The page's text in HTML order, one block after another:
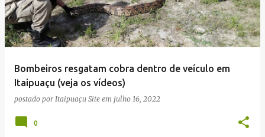
Bombeiros resgatam cobra dentro de veículo em
Itaipuaçu (veja os vídeos)
postado por Itaipuaçu Site em julho 16, 2022
0